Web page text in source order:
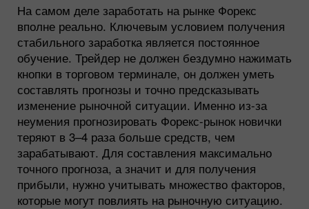
На самом деле заработать на рынке Форекс
вполне реально. Ключевым условием получения
стабильного заработка является постоянное
обучение. Трейдер не должен бездумно нажимать
кнопки в торговом терминале, он должен уметь
составлять прогнозы и точно предсказывать
изменение рыночной ситуации. Именно из-за
неумения прогнозировать Форекс-рынок новички
теряют в 3–4 раза больше средств, чем
зарабатывают. Для составления максимально
точного прогноза, а значит и для получения
прибыли, нужно учитывать множество факторов,
которые могут повлиять на рыночную ситуацию.